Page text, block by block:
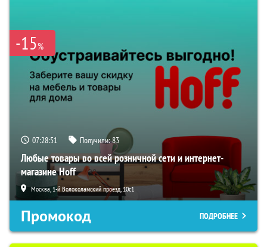
-15%
07:28:50 Получили:83
Любые товары во всей розничной сети и интернет-
магазине Hoff
Москва, 1-й Волоколамский проезд, 10с1
Промокод ПОДРОБНЕЕ